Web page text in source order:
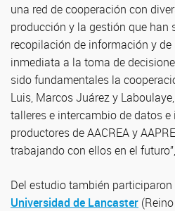
una red de cooperación con
producción y la gestión que han
recopilación de información y
inmediata a la toma de
sido fundamentales la
Luis, Marcos Juárez y
talleres e intercambio de datos
productores de AACREA y
trabajando con ellos en el
Del estudio también
Universidad de Lancaster